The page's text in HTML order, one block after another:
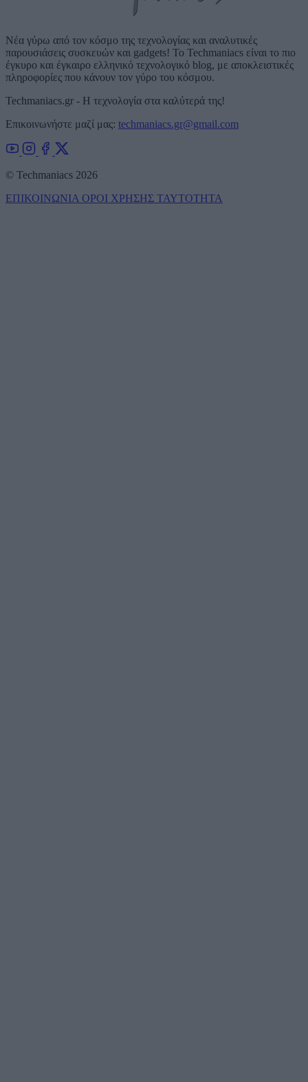
Νέα γύρω από τον κόσμο της τεχνολογίας και αναλυτικές
παρουσιάσεις συσκευών και gadgets! Το Techmaniacs είναι το πιο
έγκυρο και έγκαιρο ελληνικό τεχνολογικό blog, με αποκλειστικές
πληροφορίες που κάνουν τον γύρο του κόσμου.
Techmaniacs.gr - Η τεχνολογία στα καλύτερά της!
Επικοινωνήστε μαζί μας: techmaniacs.gr@gmail.com
© Techmaniacs 2026
ΕΠΙΚΟΙΝΩΝΙΑ ΟΡΟΙ ΧΡΗΣΗΣ ΤΑΥΤΟΤΗΤΑ